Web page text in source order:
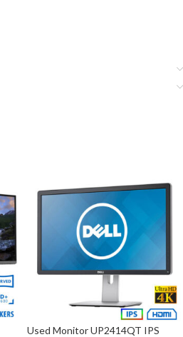
Used Monitor UP2414QT IPS